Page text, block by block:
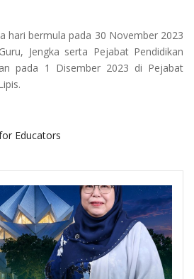
hari bermula pada 30 November 2023
Jengka serta Pejabat Pendidikan
pada 1 Disember 2023 di Pejabat
Educators